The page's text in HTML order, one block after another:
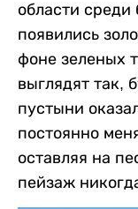
области среди
появились
фоне зеленых
выглядят так,
пустыни
постоянно
оставляя на
пейзаж